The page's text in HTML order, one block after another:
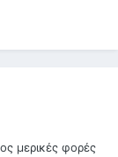
μερικές φορές